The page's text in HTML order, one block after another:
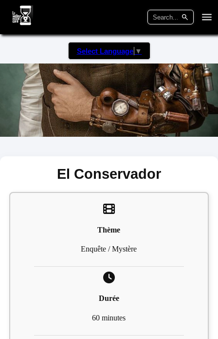
Select Language ▼
El Conservador
Thème
Enquête / Mystère
Durée
60 minutes